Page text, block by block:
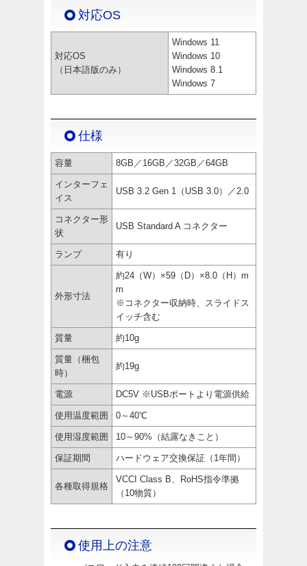
対応OS
対応OS
（日本語版のみ）
Windows 11
Windows 10
Windows 8.1
Windows 7
仕様
容量 8GB／16GB／32GB／64GB
インターフェ
イス
USB 3.2 Gen 1（USB 3.0）／2.0
コネクター形
状
USB Standard A コネクター
ランプ 有り
外形寸法
約24（W）×59（D）×8.0（H）m
m
※コネクター収納時、スライドス
イッチ含む
質量 約10g
質量（梱包
時）
約19g
電源 DC5V ※USBポートより電源供給
使用温度範囲 0～40℃
使用湿度範囲 10～90%（結露なきこと）
保証期間 ハードウェア交換保証（1年間）
各種取得規格
VCCI Class B、RoHS指令準拠
（10物質）
使用上の注意